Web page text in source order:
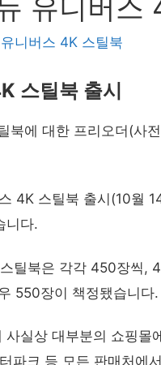
유니버스
니버스 4K 스틸북
스틸북 출시
북에 대한 프리오더(사
4K 스틸북 출시(10월
니다.
틸북은 각각 450장씩,
550장이 책정됐습니다.
실상 대부분의 쇼핑
파크 등 모든 판매처에